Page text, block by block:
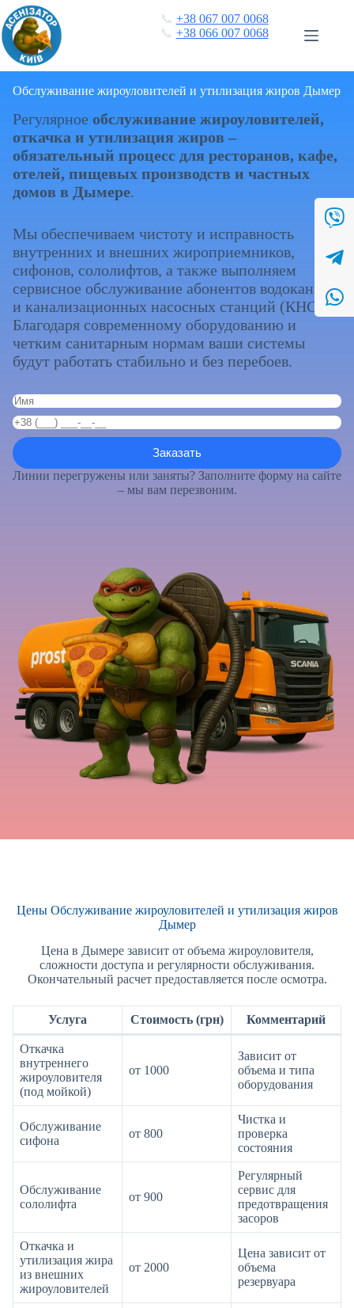
Перейти
к
сути
📞 +38 067 007 0068
📞 +38 066 007 0068
Обслуживание жироуловителей и утилизация жиров Дымер
Регулярное обслуживание жироуловителей,
откачка и утилизация жиров –
обязательный процесс для ресторанов, кафе,
отелей, пищевых производств и частных
домов в Дымере.
Мы обеспечиваем чистоту и исправность
внутренних и внешних жироприемников,
сифонов, сололифтов, а также выполняем
сервисное обслуживание абонентов водоканала
и канализационных насосных станций (КНС).
Благодаря современному оборудованию и
четким санитарным нормам ваши системы
будут работать стабильно и без перебоев.
Линии перегружены или заняты? Заполните форму на сайте
– мы вам перезвоним.
Цены Обслуживание жироуловителей и утилизация жиров
Дымер
Цена в Дымере зависит от объема жироуловителя,
сложности доступа и регулярности обслуживания.
Окончательный расчет предоставляется после осмотра.
Услуга Стоимость (грн) Комментарий
Откачка
внутреннего
жироуловителя
(под мойкой)
от 1000
Зависит от
объема и типа
оборудования
Обслуживание
сифона
от 800
Чистка и
проверка
состояния
Обслуживание
сололифта
от 900
Регулярный
сервис для
предотвращения
засоров
Откачка и
утилизация жира
из внешних
жироуловителей
от 2000
Цена зависит от
объема
резервуара